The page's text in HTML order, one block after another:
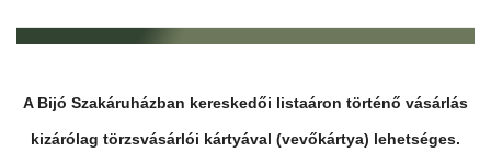
A Bijó Szakáruházban kereskedői listaáron történő vásárlás
kizárólag törzsvásárlói kártyával (vevőkártya) lehetséges.